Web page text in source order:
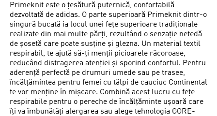
Primeknit este o țesătură puternică, confortabilă
dezvoltată de adidas. O parte superioară Primeknit dintr-o
singură bucată ia locul unei fețe superioare tradiționale
realizate din mai multe părți, rezultând o senzație netedă
de șosetă care poate susține și glezna. Un material textil
respirabil, te ajută să-ți menții picioarele răcoroase,
reducând distragerea atenției și sporind confortul. Pentru
aderență perfectă pe drumuri umede sau pe trasee,
încălțămintea pentru femei cu tălpi de cauciuc Continental
te vor menține în mișcare. Combină acest lucru cu fețe
respirabile pentru o pereche de încălțăminte ușoară care
îți va îmbunătăți alergarea sau alege tehnologia GORE-